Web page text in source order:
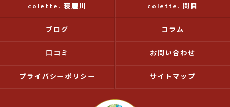
colette. 寝屋川 colette. 関目
ブログ コラム
口コミ お問い合わせ
プライバシーポリシー サイトマップ